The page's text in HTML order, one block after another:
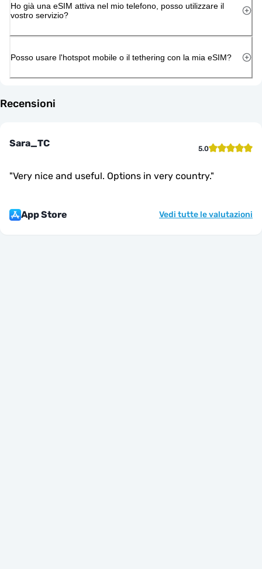
Ho già una eSIM attiva nel mio telefono, posso utilizzare il
vostro servizio?
Posso usare l'hotspot mobile o il tethering con la mia eSIM?
Recensioni
Sara_TC 5.0
"Very nice and useful. Options in very country."
App Store Vedi tutte le valutazioni